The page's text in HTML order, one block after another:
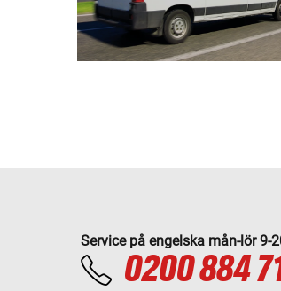
Service på engelska mån-lör 9-
0200 884